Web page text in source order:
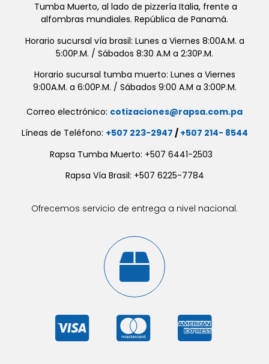
Tumba Muerto, al lado de pizzería Italia, frente a
alfombras mundiales. República de Panamá.
Horario sucursal vía brasil: Lunes a Viernes 8:00A.M. a
5:00P.M. / Sábados 8:30 A.M a 2:30P.M.
Horario sucursal tumba muerto: Lunes a Viernes
9:00A.M. a 6:00P.M. / Sábados 9:00 A.M a 3:00P.M.
Correo electrónico: cotizaciones@rapsa.com.pa
Líneas de Teléfono: +507 223-2947 / +507 214- 8544
Rapsa Tumba Muerto: +507 6441-2503
Rapsa Vía Brasil: +507 6225-7784
Ofrecemos servicio de entrega a nivel nacional.